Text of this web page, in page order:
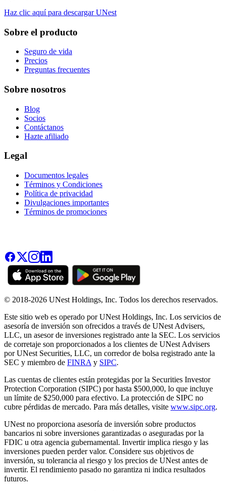
Haz clic aquí para descargar UNest
Sobre el producto
Seguro de vida
Precios
Preguntas frecuentes
Sobre nosotros
Blog
Socios
Contáctanos
Hazte afiliado
Legal
Documentos legales
Términos y Condiciones
Política de privacidad
Divulgaciones importantes
Términos de promociones
© 2018-2026 UNest Holdings, Inc. Todos los derechos reservados.
Este sitio web es operado por UNest Holdings, Inc. Los servicios de
asesoría de inversión son ofrecidos a través de UNest Advisers,
LLC, un asesor de inversiones registrado ante la SEC. Los servicios
de corretaje son proporcionados a los clientes de UNest Advisers
por UNest Securities, LLC, un corredor de bolsa registrado ante la
SEC y miembro de FINRA y SIPC.
Las cuentas de clientes están protegidas por la Securities Investor
Protection Corporation (SIPC) por hasta $500,000, lo que incluye
un límite de $250,000 para efectivo. La protección de SIPC no
cubre pérdidas de mercado. Para más detalles, visite www.sipc.org.
UNest no proporciona asesoría de inversión sobre productos
bancarios ni sobre inversiones garantizadas o aseguradas por la
FDIC u otra agencia gubernamental. Invertir implica riesgo y las
inversiones pueden perder valor. Considere sus objetivos de
inversión, su tolerancia al riesgo y los precios de UNest antes de
invertir. El rendimiento pasado no garantiza ni indica resultados
futuros.